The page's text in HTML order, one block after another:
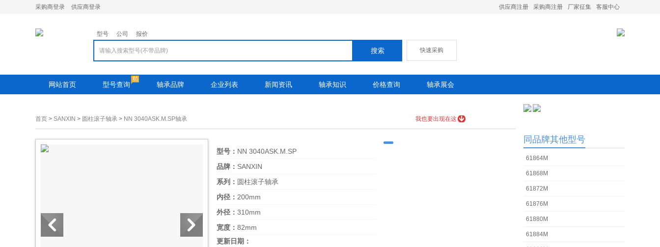
采购商登录 供应商登录 供应商注册 采购商注册 厂家征集 客服中心
型号 公司 报价
快速采购
网站首页 型号查询 轴承品牌 企业列表 新闻资讯 轴承知识 价格查询 轴承展会
首页 > SANXIN > 圆柱滚子轴承 > NN 3040ASK.M.SP轴承 我也要出现在这
型号： NN 3040ASK.M.SP
品牌： SANXIN
系列： 圆柱滚子轴承
内径： 200mm
外径： 310mm
宽度： 82mm
更新日期：
同品牌其他型号
61864M
61868M
61872M
61876M
61880M
61884M